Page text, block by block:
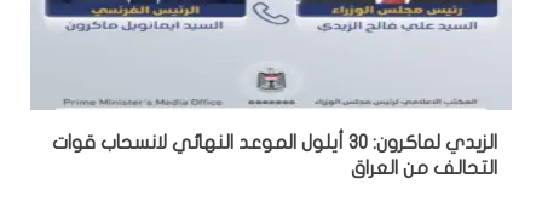
الزيدي لماكرون: 30 أيلول الموعد النهائي لانسحاب قوات
التحالف من العراق